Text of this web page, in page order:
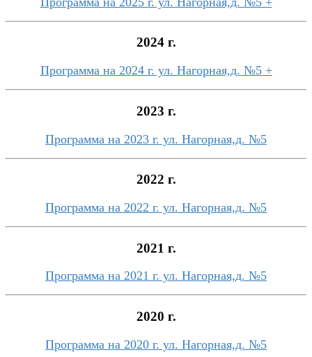
2024 г.
Программа на 2024 г. ул. Нагорная,д. №5 +
2023 г.
Программа на 2023 г. ул. Нагорная,д. №5
2022 г.
Программа на 2022 г. ул. Нагорная,д. №5
2021 г.
Программа на 2021 г. ул. Нагорная,д. №5
2020 г.
Программа на 2020 г. ул. Нагорная,д. №5